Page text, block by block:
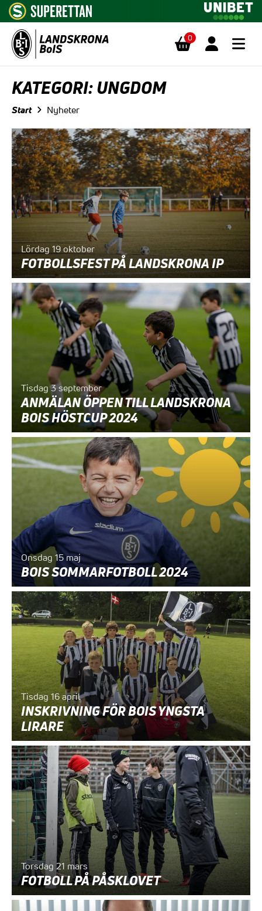
0
KATEGORI:UNGDOM
Start Nyheter
Lördag 19 oktober
FOTBOLLSFEST PÅ LANDSKRONA IP
Tisdag 3 september
ANMÄLAN ÖPPEN TILL LANDSKRONA
BOIS HÖSTCUP 2024
Onsdag 15 maj
BOIS SOMMARFOTBOLL 2024
Tisdag 16 april
INSKRIVNING FÖR BOIS YNGSTA
LIRARE
Torsdag 21 mars
FOTBOLL PÅ PÅSKLOVET